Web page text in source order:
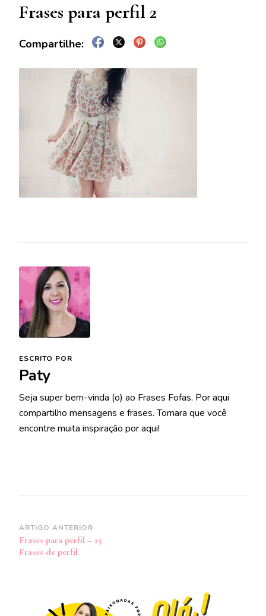
Frases para perfil 2
ESCRITO POR
Paty
Seja super bem-vinda (o) ao Frases Fofas. Por aqui
compartilho mensagens e frases. Tomara que você
encontre muita inspiração por aqui!
Navegação
de
ARTIGO ANTERIOR
Frases para perfil – 15
Frases de perfil